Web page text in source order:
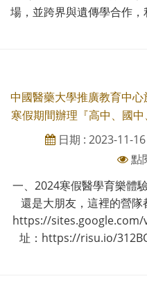
場，並跨界與遺傳學合作
中國醫藥大學推廣教育中
寒假期間辦理『高中、國中
日期 : 2023-11-16
點
一、2024寒假醫學育樂體
還是大朋友，這裡的營隊
https://sites.google.com/
址：https://risu.io/